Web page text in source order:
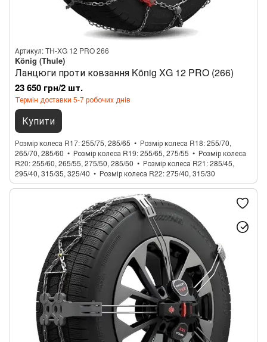
Артикул: TH-XG 12 PRO 266
König (Thule)
Ланцюги проти ковзання König XG 12 PRO (266)
23 650 грн/2 шт.
Термін доставки 5-7 робочих днів
Купити
Розмір колеса R17 255/75, 285/65 Розмір колеса R18 255/70,
265/70, 285/60
Розмір колеса R19 255/65, 275/55
Розмір колеса
R20 255/60, 265/55, 275/50, 285/50 Розмір колеса R21 285/45,
295/40, 315/35, 325/40
Розмір колеса R22 275/40, 315/30